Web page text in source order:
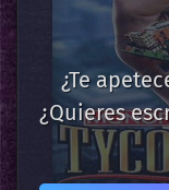
¿Te
¿Quieres